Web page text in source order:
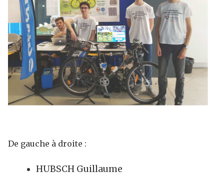
De gauche à droite :
HUBSCH Guillaume